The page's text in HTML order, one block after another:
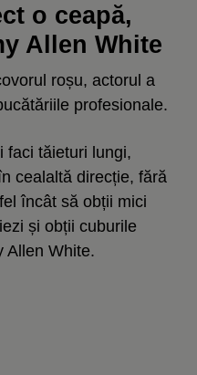
o ceapă,
Allen White
roșu, actorul a
profesionale.
faci tăieturi lungi,
cealaltă direcție, fără
încât să obții mici
și obții cuburile
Allen White.